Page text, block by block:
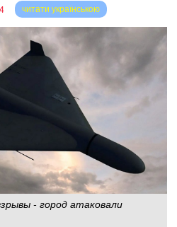
читати українською
- город атаковали